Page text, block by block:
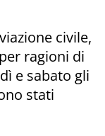
civile,
ragioni di
e sabato gli
stati